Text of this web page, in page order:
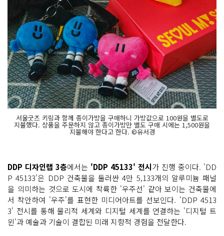
서울굿즈 키링과 함께 종이가방을 구매하니 가방값으로 100원을 별도로
지불했다. 상품을 주문하지 않고 종이가방만 별도 구매 시에는 1,500원을
지불해야 한다고 한다. ©유서경
DDP 디자인랩 3층에서는 'DDP 45133' 전시가 진행 중이다. 'DD
P 45133'은 DDP 건축물을 둘러싼 4만 5,133개의 알루미늄 패널
을 의미하는 것으로 도시에 착륙한 '우주선' 같아 보이는 건축물에
서 착안하여 '우주'를 표현한 미디어아트를 선보인다. 'DDP 4513
3' 전시를 통해 물리적 세계와 디지털 세계를 연결하는 '디지털 트
윈'과 예술과 기술이 결합된 미래 지향적 경험을 전달한다.